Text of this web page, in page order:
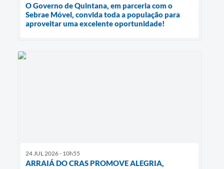
O Governo de Quintana, em parceria com o
Sebrae Móvel, convida toda a população para
aproveitar uma excelente oportunidade!
24 JUL 2026 - 10h55
ARRAIÁ DO CRAS PROMOVE ALEGRIA,